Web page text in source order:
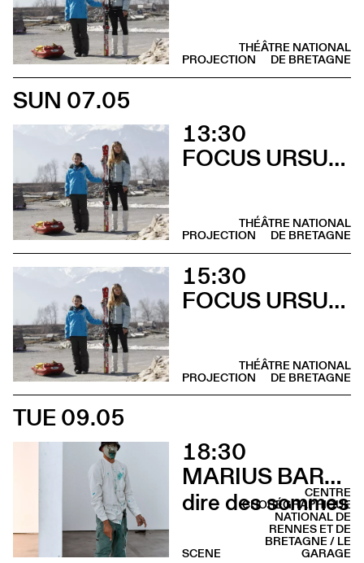
THÉÂTRE NATIONAL
DE BRETAGNE
PROJECTION
SUN 07.05
13:30
FOCUS URSULA MEIER
THÉÂTRE NATIONAL
DE BRETAGNE
PROJECTION
15:30
FOCUS URSULA MEIER
THÉÂTRE NATIONAL
DE BRETAGNE
PROJECTION
TUE 09.05
18:30
MARIUS BARTHAUX
dire des sommes
CENTRE
CHORÉGRAPHIQUE
NATIONAL DE
RENNES ET DE
BRETAGNE / LE
GARAGE
SCENE